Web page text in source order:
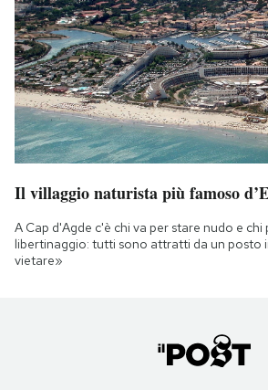
Il villaggio naturista più famoso
A Cap d'Agde c'è chi va per stare nudo e chi
libertinaggio: tutti sono attratti da un posto
vietare»